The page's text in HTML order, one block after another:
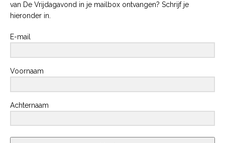
van De Vrijdagavond in je mailbox ontvangen? Schrijf je
hieronder in.
E-mail
Voornaam
Achternaam